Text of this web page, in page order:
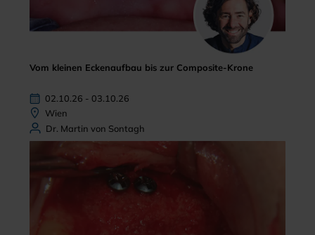
Vom kleinen Eckenaufbau bis zur Composite-Krone
02.10.26 - 03.10.26
Wien
Dr. Martin von Sontagh